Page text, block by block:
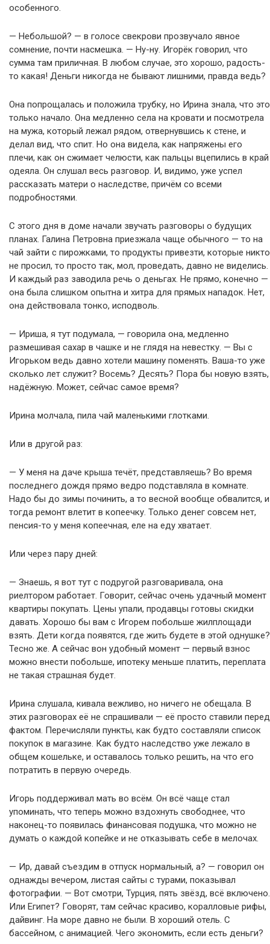
особенного.
— Небольшой? — в голосе свекрови прозвучало явное
сомнение, почти насмешка. — Ну-ну. Игорёк говорил, что
сумма там приличная. В любом случае, это хорошо, радость-
то какая! Деньги никогда не бывают лишними, правда ведь?
Она попрощалась и положила трубку, но Ирина знала, что это
только начало. Она медленно села на кровати и посмотрела
на мужа, который лежал рядом, отвернувшись к стене, и
делал вид, что спит. Но она видела, как напряжены его
плечи, как он сжимает челюсти, как пальцы вцепились в край
одеяла. Он слушал весь разговор. И, видимо, уже успел
рассказать матери о наследстве, причём со всеми
подробностями.
С этого дня в доме начали звучать разговоры о будущих
планах. Галина Петровна приезжала чаще обычного — то на
чай зайти с пирожками, то продукты привезти, которые никто
не просил, то просто так, мол, проведать, давно не виделись.
И каждый раз заводила речь о деньгах. Не прямо, конечно —
она была слишком опытна и хитра для прямых нападок. Нет,
она действовала тонко, исподволь.
— Ириша, я тут подумала, — говорила она, медленно
размешивая сахар в чашке и не глядя на невестку. — Вы с
Игорьком ведь давно хотели машину поменять. Ваша-то уже
сколько лет служит? Восемь? Десять? Пора бы новую взять,
надёжную. Может, сейчас самое время?
Ирина молчала, пила чай маленькими глотками.
Или в другой раз:
— У меня на даче крыша течёт, представляешь? Во время
последнего дождя прямо ведро подставляла в комнате.
Надо бы до зимы починить, а то весной вообще обвалится, и
тогда ремонт влетит в копеечку. Только денег совсем нет,
пенсия-то у меня копеечная, еле на еду хватает.
Или через пару дней:
— Знаешь, я вот тут с подругой разговаривала, она
риелтором работает. Говорит, сейчас очень удачный момент
квартиры покупать. Цены упали, продавцы готовы скидки
давать. Хорошо бы вам с Игорем побольше жилплощади
взять. Дети когда появятся, где жить будете в этой однушке?
Тесно же. А сейчас вон удобный момент — первый взнос
можно внести побольше, ипотеку меньше платить, переплата
не такая страшная будет.
Ирина слушала, кивала вежливо, но ничего не обещала. В
этих разговорах её не спрашивали — её просто ставили перед
фактом. Перечисляли пункты, как будто составляли список
покупок в магазине. Как будто наследство уже лежало в
общем кошельке, и оставалось только решить, на что его
потратить в первую очередь.
Игорь поддерживал мать во всём. Он всё чаще стал
упоминать, что теперь можно вздохнуть свободнее, что
наконец-то появилась финансовая подушка, что можно не
думать о каждой копейке и не отказывать себе в мелочах.
— Ир, давай съездим в отпуск нормальный, а? — говорил он
однажды вечером, листая сайты с турами, показывал
фотографии. — Вот смотри, Турция, пять звёзд, всё включено.
Или Египет? Говорят, там сейчас красиво, коралловые рифы,
дайвинг. На море давно не были. В хороший отель. С
бассейном, с анимацией. Чего экономить, если есть деньги?